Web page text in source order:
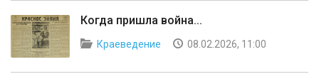
Когда пришла война...
Краеведение 08.02.2026, 11:00